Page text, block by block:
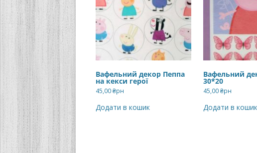
Вафельний декор Пеппа
на кекси герої
45,00₴рн
Додати в кошик
Вафельний
30*20
45,00₴рн
Додати в кошик